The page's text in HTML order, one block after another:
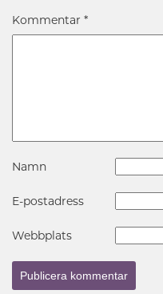
Kommentar *
Namn
E-postadress
Webbplats